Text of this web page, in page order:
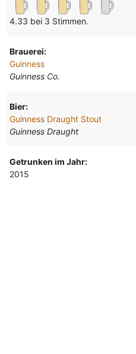
4.33 bei 3 Stimmen.
Brauerei:
Guinness
Guinness Co.
Bier:
Guinness Draught Stout
Guinness Draught
Getrunken im Jahr:
2015